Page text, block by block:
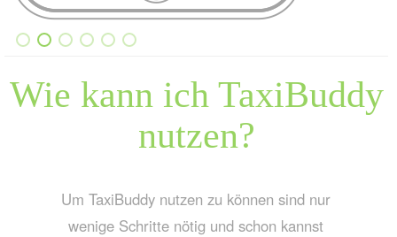
Wie kann ich TaxiBuddy
nutzen?
Um TaxiBuddy nutzen zu können sind nur
wenige Schritte nötig und schon kannst